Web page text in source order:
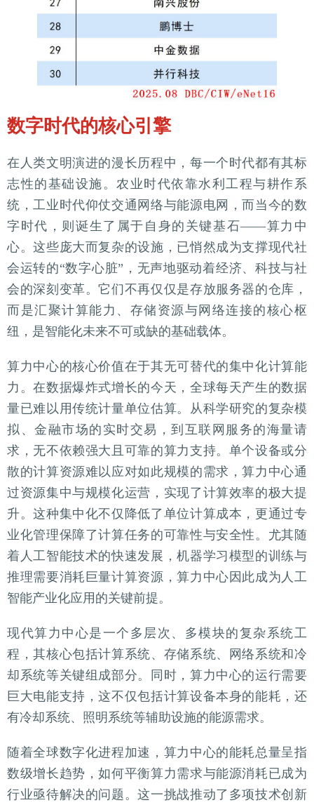
数字时代的核心引擎
在人类文明演进的漫长历程中，每一个时代都有其标
志性的基础设施。农业时代依靠水利工程与耕作系
统，工业时代仰仗交通网络与能源电网，而当今的数
字时代，则诞生了属于自身的关键基石——算力中
心。这些庞大而复杂的设施，已悄然成为支撑现代社
会运转的“数字心脏”，无声地驱动着经济、科技与社
会的深刻变革。它们不再仅仅是存放服务器的仓库，
而是汇聚计算能力、存储资源与网络连接的核心枢
纽，是智能化未来不可或缺的基础载体。
算力中心的核心价值在于其无可替代的集中化计算能
力。在数据爆炸式增长的今天，全球每天产生的数据
量已难以用传统计量单位估算。从科学研究的复杂模
拟、金融市场的实时交易，到互联网服务的海量请
求，无不依赖强大且可靠的算力支持。单个设备或分
散的计算资源难以应对如此规模的需求，算力中心通
过资源集中与规模化运营，实现了计算效率的极大提
升。这种集中化不仅降低了单位计算成本，更通过专
业化管理保障了计算任务的可靠性与安全性。尤其随
着人工智能技术的快速发展，机器学习模型的训练与
推理需要消耗巨量计算资源，算力中心因此成为人工
智能产业化应用的关键前提。
现代算力中心是一个多层次、多模块的复杂系统工
程，其核心包括计算系统、存储系统、网络系统和冷
却系统等关键组成部分。同时，算力中心的运行需要
巨大电能支持，这不仅包括计算设备本身的能耗，还
有冷却系统、照明系统等辅助设施的能源需求。
随着全球数字化进程加速，算力中心的能耗总量呈指
数级增长趋势，如何平衡算力需求与能源消耗已成为
行业亟待解决的问题。这一挑战推动了多项技术创新